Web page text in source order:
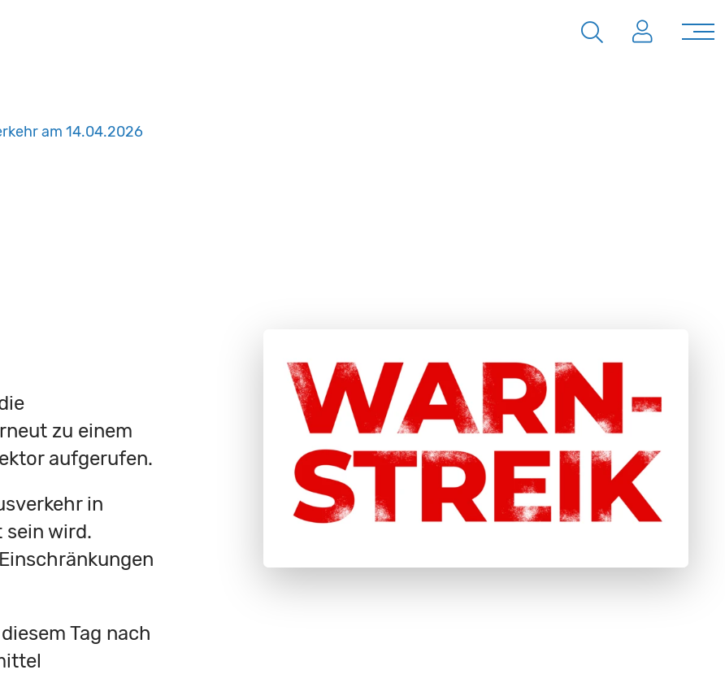
am 14.04.2026
zu einem
aufgerufen.
in
wird.
Tag nach